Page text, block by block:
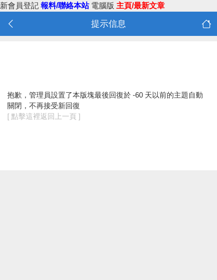
新會員登記 報料/聯絡本站 電腦版 主頁/最新文章
提示信息
抱歉，管理員設置了本版塊最後回復於 -60 天以前的主題自動
關閉，不再接受新回復
[ 點擊這裡返回上一頁 ]